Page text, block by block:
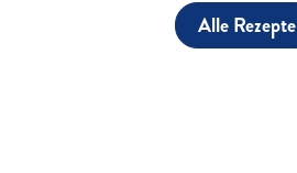
Alle Rezepte